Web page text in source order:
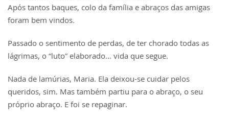
Após tantos baques, colo da família e abraços das amigas
foram bem vindos.
Passado o sentimento de perdas, de ter chorado todas as
lágrimas, o “luto” elaborado… vida que segue.
Nada de lamúrias, Maria. Ela deixou-se cuidar pelos
queridos, sim. Mas também partiu para o abraço, o seu
próprio abraço. E foi se repaginar.